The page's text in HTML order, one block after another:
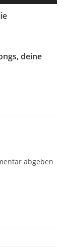
deine
abgeben